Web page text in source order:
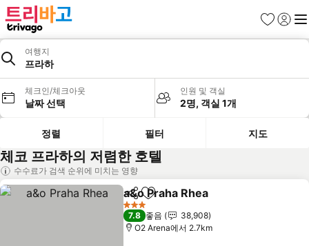
즐겨찾기
로그인
메
여행지
프라하
체크인/체크아웃
날짜 선택
인원 및 객실
2명, 객실 1개
정렬 필터 지도
체코 프라하의 저렴한 호텔
수수료가 검색 순위에 미치는 영향
공유 즐겨찾기에 추가
a&o Praha Rhea
3 성급
7.8 좋음
38,908
O2 Arena에서 2.7km